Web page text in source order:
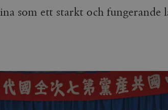
som ett starkt och fungerande